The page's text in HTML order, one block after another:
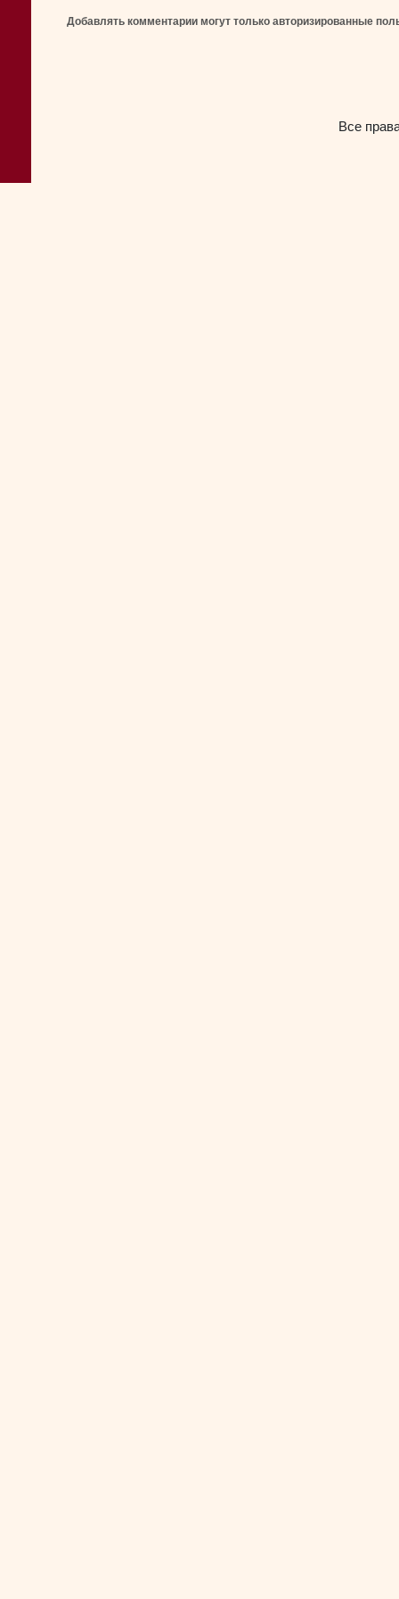
Добавлять комментарии могут только авторизированные
Все